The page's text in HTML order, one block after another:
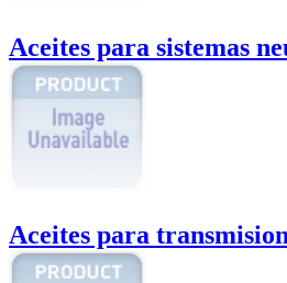
Aceites para sistemas
Aceites para